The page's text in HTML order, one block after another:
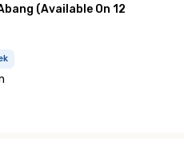
(Available On 12